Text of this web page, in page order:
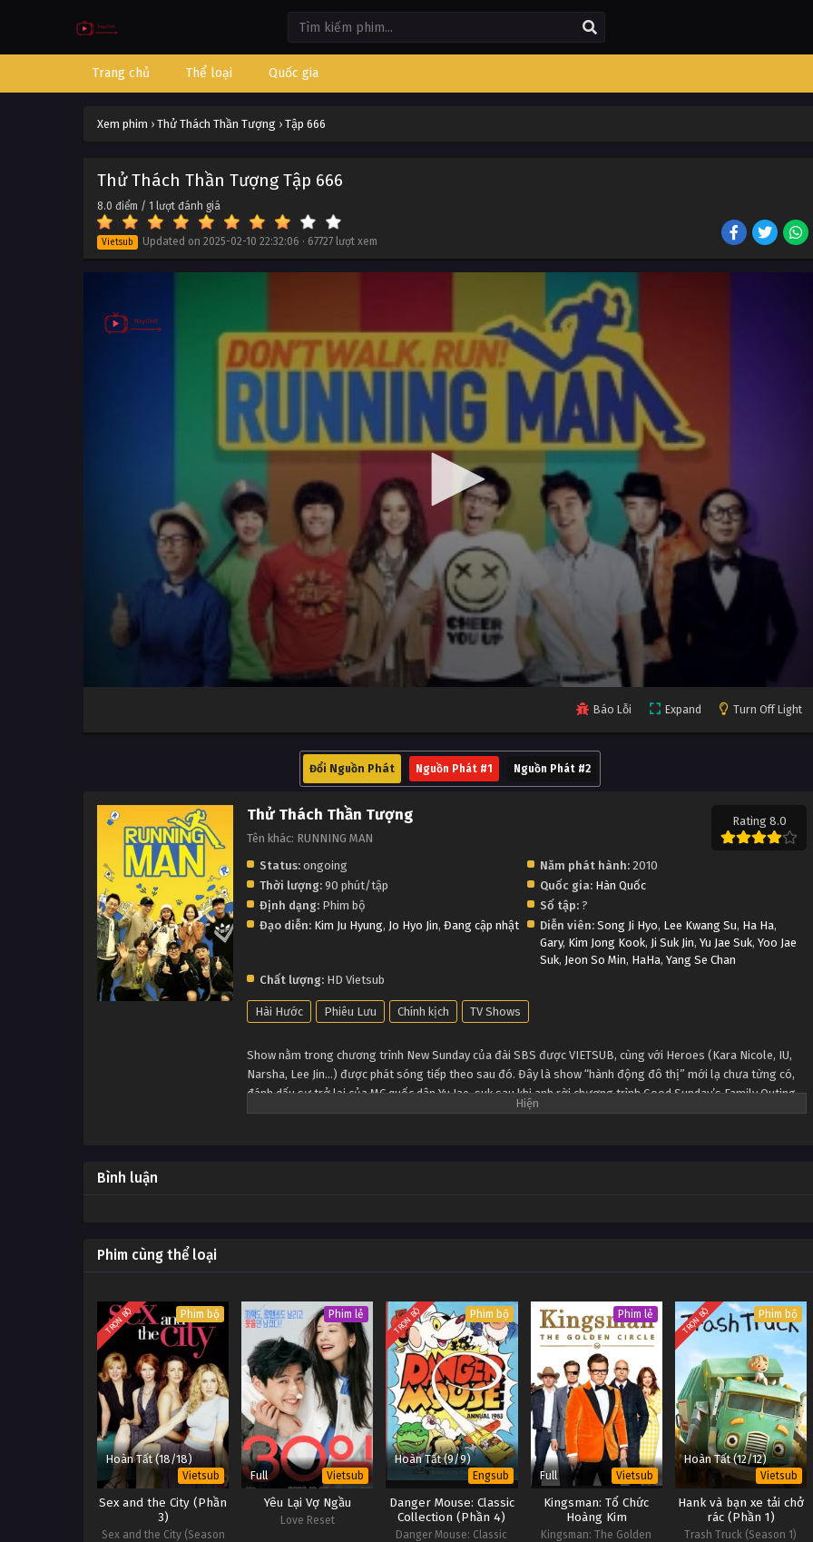
Trang chủ Thể loại Quốc gia
Xem phim › Thử Thách Thần Tượng › Tập 666
Thử Thách Thần Tượng Tập 666
8.0 điểm / 1 lượt đánh giá
Vietsub Updated on 2025-02-10 22:32:06 · 67727 lượt xem
Báo Lỗi Expand Turn Off Light
Đổi Nguồn Phát Nguồn Phát #1 Nguồn Phát #2
Thử Thách Thần Tượng
Tên khác: RUNNING MAN
Rating 8.0
Status: ongoing Năm phát hành:2010
Thời lượng: 90 phút/tập Quốc gia: Hàn Quốc
Định dạng: Phim bộ Số tập:?
Đạo diễn: Kim Ju Hyung, Jo Hyo Jin, Đang cập nhật Diễn viên: Song Ji Hyo, Lee Kwang Su, Ha Ha,
Gary, Kim Jong Kook, Ji Suk Jin, Yu Jae Suk, Yoo Jae
Suk, Jeon So Min, HaHa, Yang Se Chan
Chất lượng: HD Vietsub
Hài Hước Phiêu Lưu Chính kịch TV Shows
Show nằm trong chương trình New Sunday của đài SBS được VIETSUB, cùng với Heroes (Kara Nicole, IU,
Narsha, Lee Jin…) được phát sóng tiếp theo sau đó. Đây là show “hành động đô thị” mới lạ chưa từng có,
đánh dấu sự trở lại của MC quốc dân Yu Jae-suk sau khi anh rời chương trình Good Sunday’s Family Outing
vào tháng 2/2010. Xem Running Man, đảm bảo các bạn sẽ phải cười lăn cười bò vì sự hài hước của các thành
Bình luận
Phim cùng thể loại
TRỌN BỘ Phim bộ
Hoàn Tất (18/18)
Vietsub
Sex and the City (Phần
3)
Sex and the City (Season
Phim lẻ
Full Vietsub
Yêu Lại Vợ Ngầu
Love Reset
TRỌN BỘ Phim bộ
Hoàn Tất (9/9)
Engsub
Danger Mouse: Classic
Collection (Phần 4)
Danger Mouse: Classic
Phim lẻ
Full Vietsub
Kingsman: Tổ Chức
Hoàng Kim
Kingsman: The Golden
TRỌN BỘ Phim bộ
Hoàn Tất (12/12)
Vietsub
Hank và bạn xe tải chở
rác (Phần 1)
Trash Truck (Season 1)